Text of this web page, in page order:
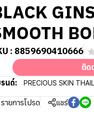
: 8859690410666
ติด
นด์:
PRECIOUS SKIN
รายการโปรด แชร์